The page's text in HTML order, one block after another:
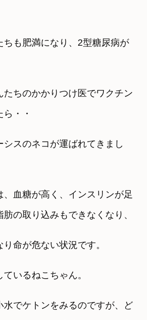
ちも肥満になり、2型糖尿病が
たちのかかりつけ医でワクチン
・・
シスのネコが運ばれてきまし
、血糖が高く、インスリンが足
肪の取り込みもできなくなり、
命が危ない状況です。
いるねこちゃん。
水でケトンをみるのですが、ど